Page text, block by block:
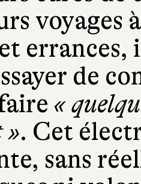
voyages
errances,
de
«
». Cet
sans